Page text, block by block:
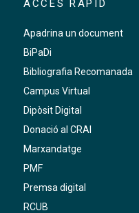
ACCÉS RÀPID
Apadrina un document
BiPaDi
Bibliografia Recomanada
Campus Virtual
Dipòsit Digital
Donació al CRAI
Marxandatge
PMF
Premsa digital
RCUB